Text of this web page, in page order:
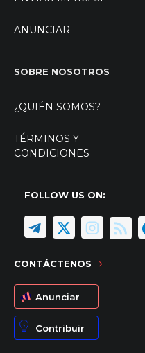
ANUNCIAR
SOBRE NOSOTROS
¿QUIÉN SOMOS?
TÉRMINOS Y
CONDICIONES
FOLLOW US ON:
CONTÁCTENOS
Anunciar
Contribuir